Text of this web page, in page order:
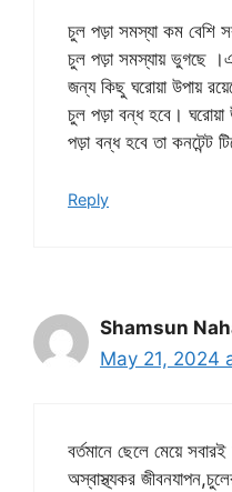
চুল পড়া সমস্যা কম বেশি
চুল পড়া সমস্যায় ভুগছে
জন্য কিছু ঘরোয়া উপায়
চুল পড়া বন্ধ হবে। ঘরোয়া
পড়া বন্ধ হবে তা কনটেন্ট
Reply
Shamsun
May 21, 2024
বর্তমানে ছেলে মেয়ে
অস্বাস্থ্যকর